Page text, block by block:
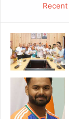
Recent